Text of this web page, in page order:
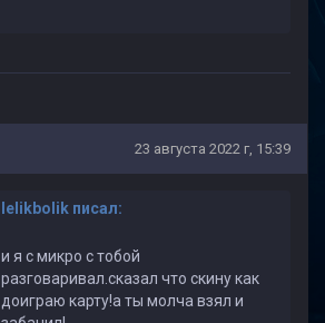
23 августа 2022 г, 15:39
lelikbolik писал:
и я с микро с тобой
разговаривал.сказал что скину как
доиграю карту!а ты молча взял и